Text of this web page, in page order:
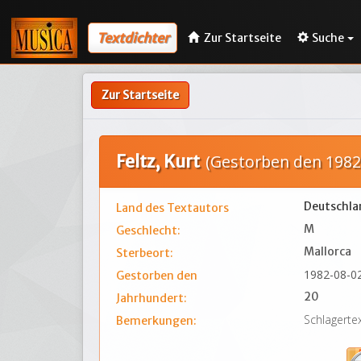
Textdichter Zur Startseite Suche
Zur Startseite
Feltz, Kurt (Gestorben den
Land des Textautors
Geschlecht:
M
Sterbeort:
Mallorca
Gestorben den
1982-08-
Jahrhundert:
20
Bemerkungen: